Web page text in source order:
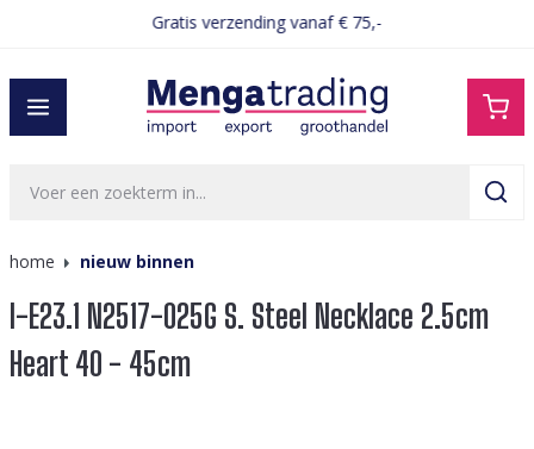
Gratis verzending vanaf € 75,-
home nieuw binnen
I-E23.1 N2517-025G S. Steel Necklace 2.5cm
Heart 40 - 45cm